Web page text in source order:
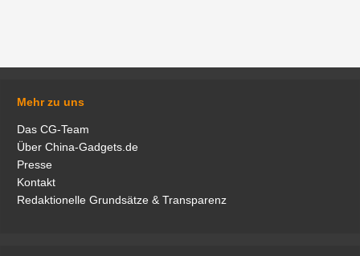
Mehr zu uns
Das CG-Team
Über China-Gadgets.de
Presse
Kontakt
Redaktionelle Grundsätze & Transparenz